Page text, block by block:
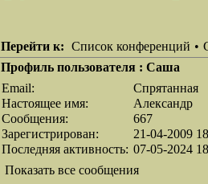
Перейти к: Список конференций •
Профиль пользователя : Саша
Email:
Спрятанная
Настоящее имя:
Александр
Сообщения:
667
Зарегистрирован:
21-04-2009
Последняя активность: 07-05-2024
Показать все сообщения